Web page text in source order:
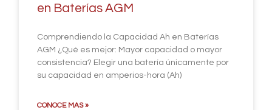
en Baterías AGM
Comprendiendo la Capacidad Ah en Baterías
AGM ¿Qué es mejor: Mayor capacidad o mayor
consistencia? Elegir una batería únicamente por
su capacidad en amperios-hora (Ah)
CONOCE MAS »